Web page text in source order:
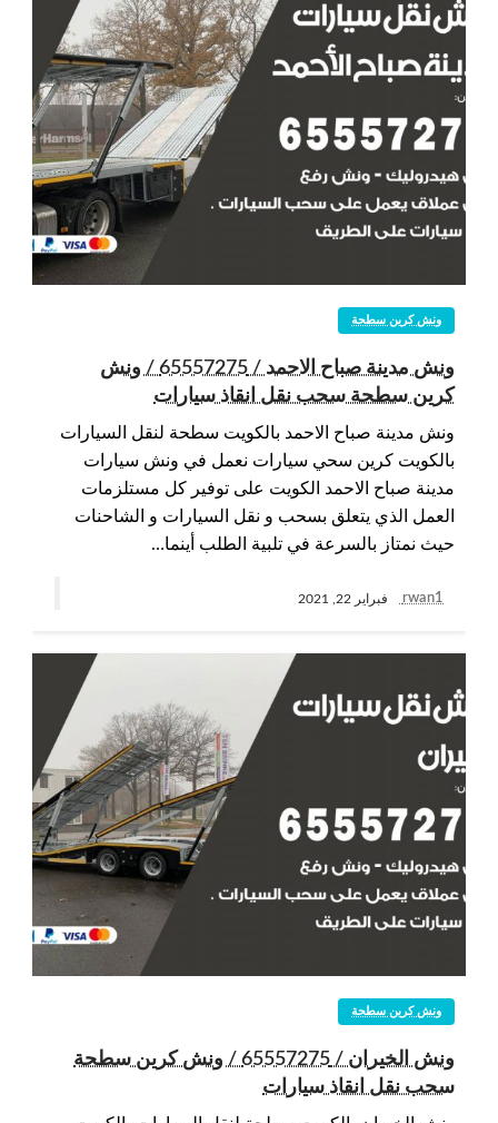
ونش كرين سطحة
ونش مدينة صباح الاحمد / 65557275 / ونش
كرين سطحة سحب نقل انقاذ سيارات
ونش مدينة صباح الاحمد بالكويت سطحة لنقل السيارات
بالكويت كرين سحي سيارات نعمل في ونش سيارات
مدينة صباح الاحمد الكويت على توفير كل مستلزمات
العمل الذي يتعلق بسحب و نقل السيارات و الشاحنات
حيث نمتاز بالسرعة في تلبية الطلب أينما…
rwan1 فبراير 22, 2021
ونش كرين سطحة
ونش الخيران / 65557275 / ونش كرين سطحة
سحب نقل انقاذ سيارات